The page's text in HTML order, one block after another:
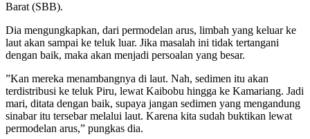
Barat (SBB).
Dia mengungkapkan, dari permodelan arus, limbah yang keluar ke
laut akan sampai ke teluk luar. Jika masalah ini tidak tertangani
dengan baik, maka akan menjadi persoalan yang besar.
”Kan mereka menambangnya di laut. Nah, sedimen itu akan
terdistribusi ke teluk Piru, lewat Kaibobu hingga ke Kamariang. Jadi
mari, ditata dengan baik, supaya jangan sedimen yang mengandung
sinabar itu tersebar melalui laut. Karena kita sudah buktikan lewat
permodelan arus,” pungkas dia.